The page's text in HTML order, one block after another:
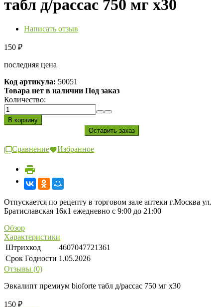
табл д/рассас 750 мг х30
Написать отзыв
150 ₽
последняя цена
Код артикула: 50051
Товара нет в наличии Под заказ
Количество:
Сравнение Избранное
Отпускается по рецепту в торговом зале аптеки г.Москва ул.
Братиславская 16к1 ежедневно с 9:00 до 21:00
Обзор
Характеристики
Штрихкод
4607047721361
Срок Годности 1.05.2026
Отзывы (0)
Эвкалипт премиум bioforte табл д/рассас 750 мг х30
150 ₽